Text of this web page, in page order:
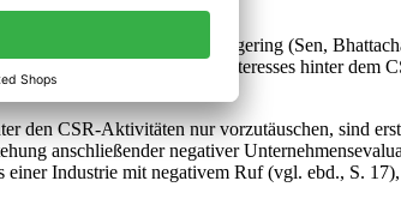
dieses in der Realität relativ gering (Sen,
Motive des Selbstinteresses hinter dem
den CSR-Aktivitäten nur vorzutäuschen, sind
anschließender negativer
einer Industrie mit negativem Ruf (vgl. ebd., S.